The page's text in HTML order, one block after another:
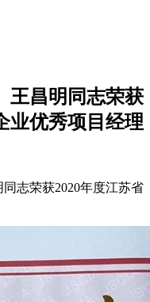
王昌明同志荣获
业优秀项目经理
志荣获2020年度江苏省